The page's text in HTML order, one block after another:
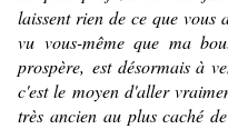
laissent rien de ce que vous
vu vous-même que ma
prospère, est désormais à
c'est le moyen d'aller
très ancien au plus caché